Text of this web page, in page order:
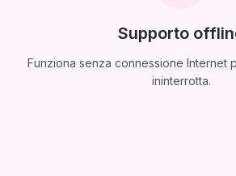
Supporto
Funziona senza connessione Internet
ininterrotta.